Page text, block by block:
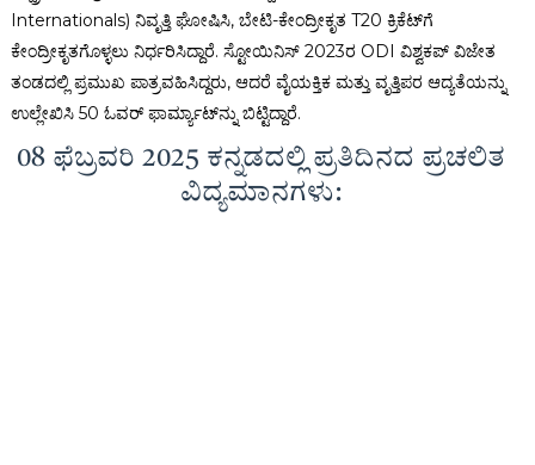
Internationals) ನಿವೃತ್ತಿ ಘೋಷಿಸಿ, ಬೇಟಿ-ಕೇಂದ್ರೀಕೃತ T20 ಕ್ರಿಕೆಟ್‌ಗೆ
ಕೇಂದ್ರೀಕೃತಗೊಳ್ಳಲು ನಿರ್ಧರಿಸಿದ್ದಾರೆ. ಸ್ಟೋಯಿನಿಸ್ 2023ರ ODI ವಿಶ್ವಕಪ್ ವಿಜೇತ
ತಂಡದಲ್ಲಿ ಪ್ರಮುಖ ಪಾತ್ರವಹಿಸಿದ್ದರು, ಆದರೆ ವೈಯಕ್ತಿಕ ಮತ್ತು ವೃತ್ತಿಪರ ಆದ್ಯತೆಯನ್ನು
ಉಲ್ಲೇಖಿಸಿ 50 ಓವರ್ ಫಾರ್ಮ್ಯಾಟ್‌ನ್ನು ಬಿಟ್ಟಿದ್ದಾರೆ.
08 ಫೆಬ್ರವರಿ 2025 ಕನ್ನಡದಲ್ಲಿ ಪ್ರತಿದಿನದ ಪ್ರಚಲಿತ
ವಿದ್ಯಮಾನಗಳು: